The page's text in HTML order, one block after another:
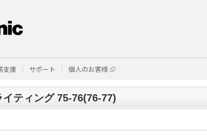
支援 サポート 個人のお客様
ティング 75-76(76-77)